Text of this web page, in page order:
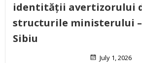
identității avertizorului
structurile ministerului –
Sibiu
July 1, 2026